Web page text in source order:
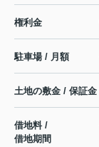
権利金
駐車場 / 月額
土地の敷金 / 保証金
借地料 /
借地期間